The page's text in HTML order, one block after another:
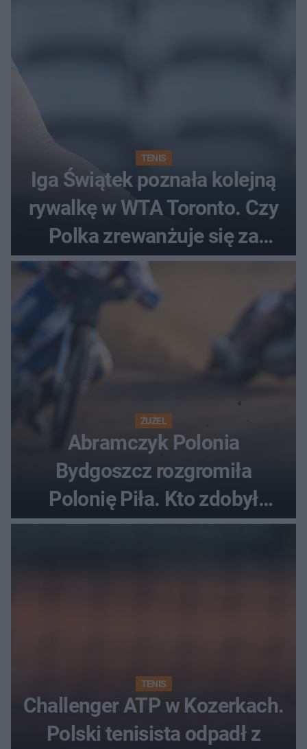
TENIS
Iga Świątek poznała kolejną
rywalkę w WTA Toronto. Czy
Polka zrewanżuje się za
ostatnią porażkę?
ŻUŻEL
Abramczyk Polonia
Bydgoszcz rozgromiła
Polonię Piła. Kto zdobył
najwięcej punktów?
TENIS
Challenger ATP w Kozerkach.
Polski tenisista odpadł z